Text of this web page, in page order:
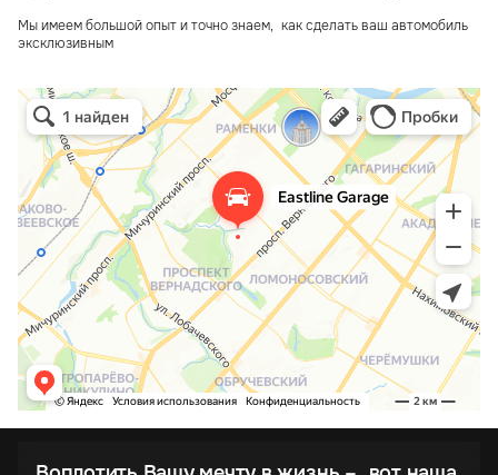
Мы имеем большой опыт и точно знаем, как сделать ваш автомобиль
эксклюзивным